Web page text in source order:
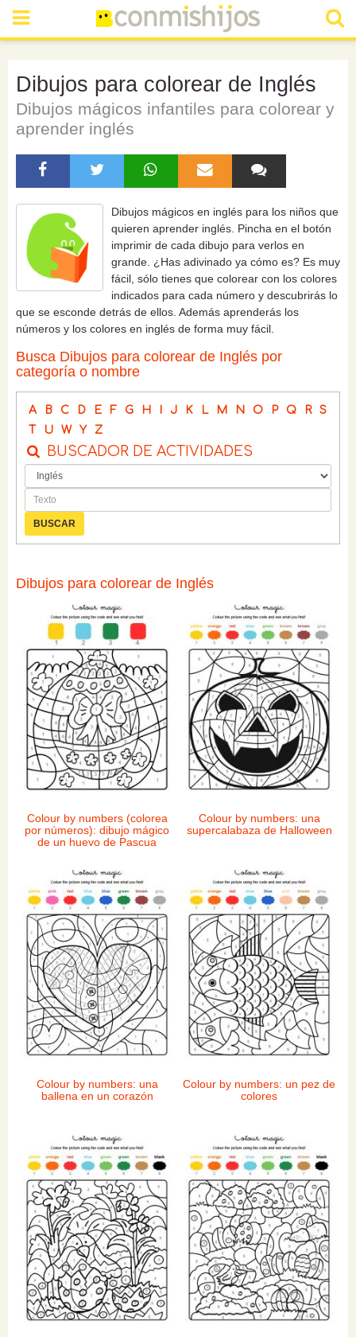
Dibujos para colorear de Inglés
Dibujos mágicos infantiles para colorear y
aprender inglés
Dibujos mágicos en inglés para los niños que
quieren aprender inglés . Pincha en el botón
imprimir de cada dibujo para verlos en
grande. ¿Has adivinado ya cómo es? Es muy
fácil, sólo tienes que colorear con los colores
indicados para cada número y descubrirás lo
que se esconde detrás de ellos. Además aprenderás los
números y los colores en inglés de forma muy fácil.
Busca Dibujos para colorear de Inglés por
categoría o nombre
A B C D E F G H I J K L M N O P Q R
S
T
U W Y Z
BUSCADOR DE ACTIVIDADES
Dibujos para colorear de Inglés
Colour by numbers (colorea
por números): dibujo mágico
de un huevo de Pascua
Colour by numbers: una
supercalabaza de Halloween
Colour by numbers: una
ballena en un corazón
Colour by numbers: un pez de
colores